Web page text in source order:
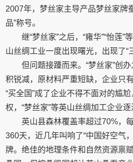
2007年，梦丝家主导产品梦丝家牌
品”称号。
继“梦丝家”之后，“雍华”“怡莲
山丝绸工业一度出现曙光，出现了“
但问题接踵而来。“梦丝家”创
积锐减，原材料严重短缺，企业只
“买全国”成了企业不得不面对的尴
权，“梦丝家”等英山丝绸加工企业
英山县森林覆盖率超过70%，
360天，近几年叫响了“中国好空气
牌。绝佳的地理条件和自然资源禀